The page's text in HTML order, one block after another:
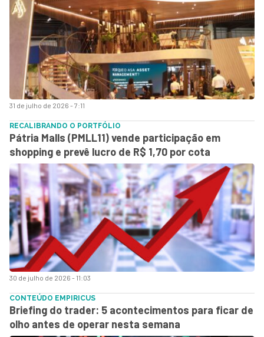
31 de julho de 2026 - 7:11
30 de julho de 2026 - 11:03
RECALIBRANDO O PORTFÓLIO
Pátria Malls (PMLL11) vende participação em
shopping e prevê lucro de R$ 1,70 por cota
CONTEÚDO EMPIRICUS
Briefing do trader: 5 acontecimentos para ficar de
olho antes de operar nesta semana